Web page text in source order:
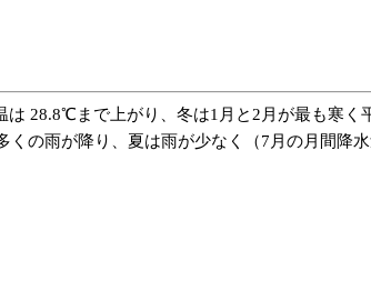
28.8℃まで上がり、冬は1月と2月が最も寒く
の雨が降り、夏は雨が少なく（7月の月間降